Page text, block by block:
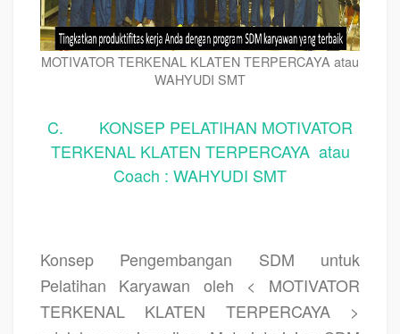
MOTIVATOR TERKENAL KLATEN TERPERCAYA atau
WAHYUDI SMT
C. KONSEP PELATIHAN MOTIVATOR
TERKENAL KLATEN TERPERCAYA atau
Coach : WAHYUDI SMT
Konsep Pengembangan SDM untuk
Pelatihan Karyawan oleh < MOTIVATOR
TERKENAL KLATEN TERPERCAYA >